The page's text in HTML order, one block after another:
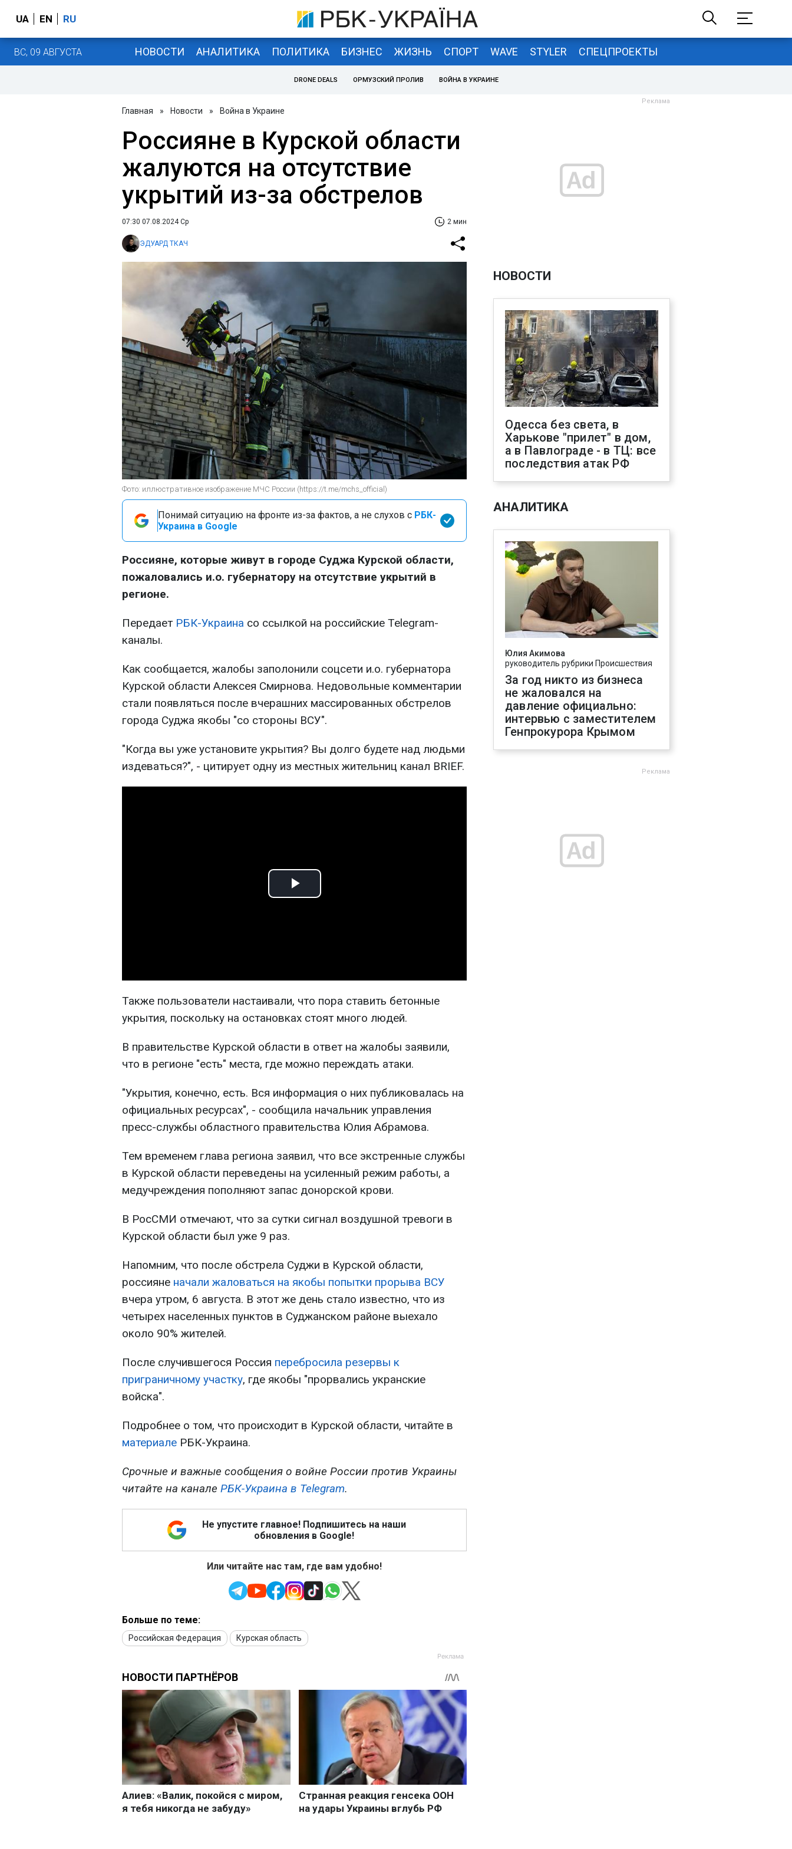
UA EN RU
ВС, 09 АВГУСТА НОВОСТИ АНАЛИТИКА ПОЛИТИКА БИЗНЕС ЖИЗНЬ СПОРТ WAVE STYLER СПЕЦПРОЕКТЫ
DRONE DEALS ОРМУЗСКИЙ ПРОЛИВ ВОЙНА В УКРАИНЕ
Главная » Новости » Война в Украине
Россияне в Курской области
жалуются на отсутствие
укрытий из-за обстрелов
07:30 07.08.2024 Ср 2 мин
ЭДУАРД ТКАЧ
Фото: иллюстративное изображение МЧС России (https://t.me/mchs_official)
Понимай ситуацию на фронте из-за фактов, а не слухов с РБК-
Украина в Google
Россияне, которые живут в городе Суджа Курской области,
пожаловались и.о. губернатору на отсутствие укрытий в
регионе.
Передает РБК-Украина со ссылкой на российские Telegram-
каналы.
Как сообщается, жалобы заполонили соцсети и.о. губернатора
Курской области Алексея Смирнова. Недовольные комментарии
стали появляться после вчерашних массированных обстрелов
города Суджа якобы "со стороны ВСУ".
"Когда вы уже установите укрытия? Вы долго будете над людьми
издеваться?", - цитирует одну из местных жительниц канал BRIEF.
Play
Также пользователи настаивали, что пора ставить бетонные
укрытия, поскольку на остановках стоят много людей.
В правительстве Курской области в ответ на жалобы заявили,
что в регионе "есть" места, где можно переждать атаки.
"Укрытия, конечно, есть. Вся информация о них публиковалась на
официальных ресурсах", - сообщила начальник управления
пресс-службы областного правительства Юлия Абрамова.
Тем временем глава региона заявил, что все экстренные службы
в Курской области переведены на усиленный режим работы, а
медучреждения пополняют запас донорской крови.
В РосСМИ отмечают, что за сутки сигнал воздушной тревоги в
Курской области был уже 9 раз.
Напомним, что после обстрела Суджи в Курской области,
россияне начали жаловаться на якобы попытки прорыва ВСУ
вчера утром, 6 августа. В этот же день стало известно, что из
четырех населенных пунктов в Суджанском районе выехало
около 90% жителей.
После случившегося Россия перебросила резервы к
приграничному участку, где якобы "прорвались укранские
войска".
Подробнее о том, что происходит в Курской области, читайте в
материале РБК-Украина.
Срочные и важные сообщения о войне России против Украины
читайте на канале РБК-Украина в Telegram.
Не упустите главное! Подпишитесь на наши
обновления в Google!
Или читайте нас там, где вам удобно!
Больше по теме:
Российская Федерация Курская область
НОВОСТИ
Одесса без света, в
Харькове "прилет" в дом,
а в Павлограде - в ТЦ: все
последствия атак РФ
АНАЛИТИКА
Юлия Акимова
руководитель рубрики Происшествия
За год никто из бизнеса
не жаловался на
давление официально:
интервью с заместителем
Генпрокурора Крымом